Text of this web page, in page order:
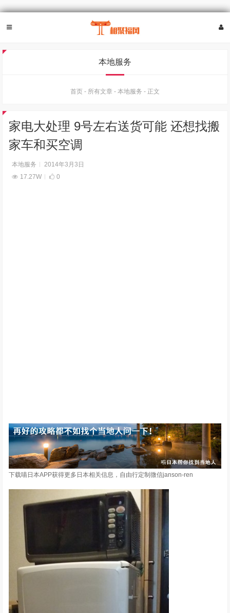
本地服务
首页 - 所有文章 - 本地服务 - 正文
家电大处理 9号左右送货可能 还想找搬
家车和买空调
本地服务
2014年3月3日
17.27W
0
下载喵日本APP获得更多日本相关信息，自由行定制微信janson-ren